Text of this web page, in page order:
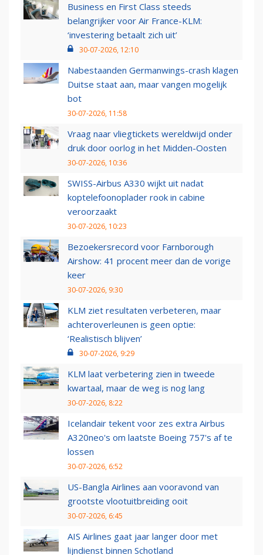
Business en First Class steeds
belangrijker voor Air France-KLM:
‘investering betaalt zich uit’
30-07-2026, 12:10
Nabestaanden Germanwings-crash klagen
Duitse staat aan, maar vangen mogelijk
bot
30-07-2026, 11:58
Vraag naar vliegtickets wereldwijd onder
druk door oorlog in het Midden-Oosten
30-07-2026, 10:36
SWISS-Airbus A330 wijkt uit nadat
koptelefoonoplader rook in cabine
veroorzaakt
30-07-2026, 10:23
Bezoekersrecord voor Farnborough
Airshow: 41 procent meer dan de vorige
keer
30-07-2026, 9:30
KLM ziet resultaten verbeteren, maar
achteroverleunen is geen optie:
‘Realistisch blijven’
30-07-2026, 9:29
KLM laat verbetering zien in tweede
kwartaal, maar de weg is nog lang
30-07-2026, 8:22
Icelandair tekent voor zes extra Airbus
A320neo's om laatste Boeing 757's af te
lossen
30-07-2026, 6:52
US-Bangla Airlines aan vooravond van
grootste vlootuitbreiding ooit
30-07-2026, 6:45
AIS Airlines gaat jaar langer door met
lijndienst binnen Schotland